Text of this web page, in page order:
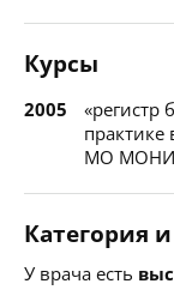
Курсы
2005
«регистр
практике
МО
Категория
У врача есть